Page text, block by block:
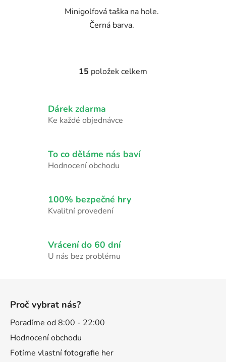
Minigolfová taška na hole.
Černá barva.
O
d
í
p
k
y
p
i
15 položek celkem
Dárek zdarma
Ke každé objednávce
To co děláme nás baví
Hodnocení obchodu
100% bezpečné hry
Kvalitní provedení
Vrácení do 60 dní
U nás bez problému
Proč vybrat nás?
Poradíme od 8:00 - 22:00
Hodnocení obchodu
Fotíme vlastní fotografie her